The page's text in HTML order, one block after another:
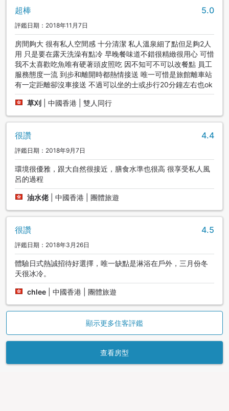
超棒 5.0
評鑑日期：2018年11月7日
房間夠大 很有私人空間感 十分清潔 私人溫泉細了點但足夠2人
用 只是要在露天洗澡有點冷 早晚餐味道不錯很精緻很用心 可惜
我不太喜歡吃魚唯有硬著頭皮照吃 因不知可不可以改餐點 員工
服務態度一流 到步和離開時都熱情接送 唯一可惜是旅館離車站
有一定距離卻沒車接送 不過可以坐的士或步行20分鐘左右也ok
草刈 中國香港 | 雙人同行
很讚 4.4
評鑑日期：2018年9月7日
環境很優雅，跟大自然很接近，膳食水準也很高 很享受私人風
呂的過程
油水佬 中國香港 | 團體旅遊
很讚 4.5
評鑑日期：2018年3月26日
體驗日式熱誠招待好選擇，唯一缺點是淋浴在戶外，三月份冬
天很冰冷。
chlee 中國香港 | 團體旅遊
顯示更多住客評鑑
查看房型